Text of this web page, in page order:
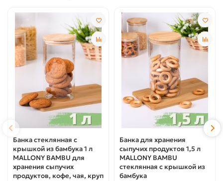
Банка стеклянная с
крышкой из бамбука 1 л
MALLONY BAMBU для
хранения сыпучих
продуктов, кофе, чая, круп
Банка для хранения
сыпучих продуктов 1,5 л
MALLONY BAMBU
стеклянная с крышкой из
бамбука